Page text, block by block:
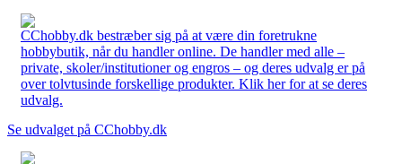
CChobby.dk bestræber sig på at være din foretrukne
hobbybutik, når du handler online. De handler med alle –
private, skoler/institutioner og engros – og deres udvalg er på
over tolvtusinde forskellige produkter. Klik her for at se deres
udvalg.
Se udvalget på CChobby.dk